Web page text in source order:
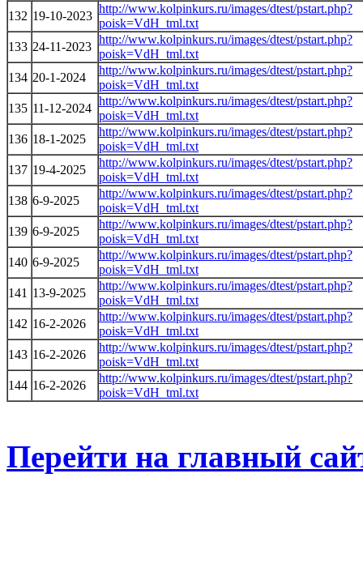
132 19-10-2023
http://www.kolpinkurs.ru/images/dtest/pstart.php?
poisk=VdH_tml.txt
133 24-11-2023
http://www.kolpinkurs.ru/images/dtest/pstart.php?
poisk=VdH_tml.txt
134 20-1-2024
http://www.kolpinkurs.ru/images/dtest/pstart.php?
poisk=VdH_tml.txt
135 11-12-2024
http://www.kolpinkurs.ru/images/dtest/pstart.php?
poisk=VdH_tml.txt
136 18-1-2025
http://www.kolpinkurs.ru/images/dtest/pstart.php?
poisk=VdH_tml.txt
137 19-4-2025
http://www.kolpinkurs.ru/images/dtest/pstart.php?
poisk=VdH_tml.txt
138 6-9-2025
http://www.kolpinkurs.ru/images/dtest/pstart.php?
poisk=VdH_tml.txt
139 6-9-2025
http://www.kolpinkurs.ru/images/dtest/pstart.php?
poisk=VdH_tml.txt
140 6-9-2025
http://www.kolpinkurs.ru/images/dtest/pstart.php?
poisk=VdH_tml.txt
141 13-9-2025
http://www.kolpinkurs.ru/images/dtest/pstart.php?
poisk=VdH_tml.txt
142 16-2-2026
http://www.kolpinkurs.ru/images/dtest/pstart.php?
poisk=VdH_tml.txt
143 16-2-2026
http://www.kolpinkurs.ru/images/dtest/pstart.php?
poisk=VdH_tml.txt
144 16-2-2026
http://www.kolpinkurs.ru/images/dtest/pstart.php?
poisk=VdH_tml.txt
Перейти на главный